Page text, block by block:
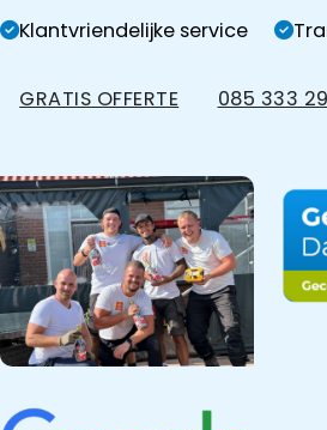
Klantvriendelijke service
GRATIS OFFERTE 085 333